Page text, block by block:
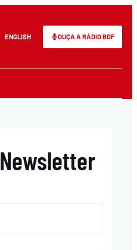
ENGLISH OUÇA A RÁDIO BDF
Newsletter